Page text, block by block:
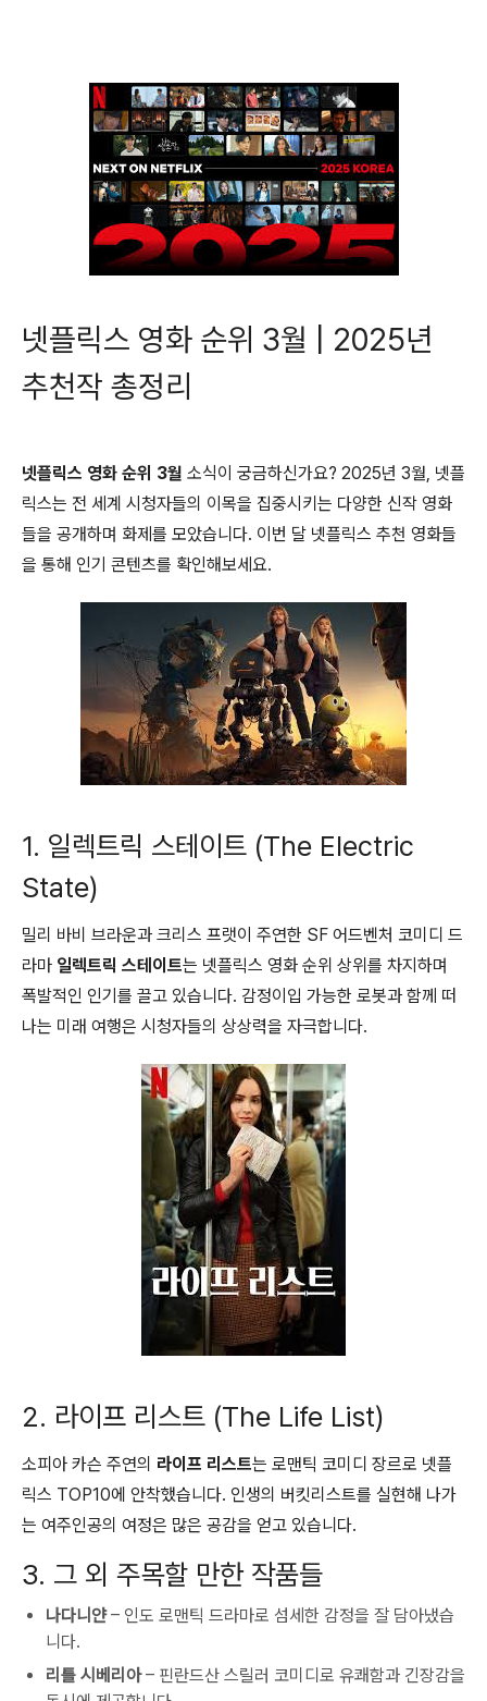
넷플릭스 영화 순위 3월 | 2025년
추천작 총정리
넷플릭스 영화 순위 3월 소식이 궁금하신가요? 2025년 3월, 넷플
릭스는 전 세계 시청자들의 이목을 집중시키는 다양한 신작 영화
들을 공개하며 화제를 모았습니다. 이번 달 넷플릭스 추천 영화들
을 통해 인기 콘텐츠를 확인해보세요.
1. 일렉트릭 스테이트 (The Electric
State)
밀리 바비 브라운과 크리스 프랫이 주연한 SF 어드벤처 코미디 드
라마 일렉트릭 스테이트는 넷플릭스 영화 순위 상위를 차지하며
폭발적인 인기를 끌고 있습니다. 감정이입 가능한 로봇과 함께 떠
나는 미래 여행은 시청자들의 상상력을 자극합니다.
2. 라이프 리스트 (The Life List)
소피아 카슨 주연의 라이프 리스트는 로맨틱 코미디 장르로 넷플
릭스 TOP10에 안착했습니다. 인생의 버킷리스트를 실현해 나가
는 여주인공의 여정은 많은 공감을 얻고 있습니다.
3. 그 외 주목할 만한 작품들
나다니얀– 인도 로맨틱 드라마로 섬세한 감정을 잘 담아냈습
니다.
리틀 시베리아– 핀란드산 스릴러 코미디로 유쾌함과 긴장감을